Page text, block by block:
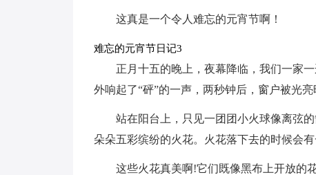
这真是一个令人难忘的元宵节啊！
难忘的元宵节日记3
正月十五的晚上，夜幕降临，我们一家
外响起了“砰”的一声，两秒钟后，窗户被光
站在阳台上，只见一团团小火球像离弦
朵朵五彩缤纷的火花。火花落下去的时候会
这些火花真美啊!它们既像黑布上开放的